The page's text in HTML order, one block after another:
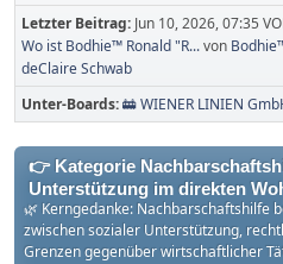
Letzter Beitrag: Jun 10, 2026, 07:35
Wo ist Bodhie™ Ronald "R...von
deClaire Schwab
Unter-Boards 🚋 WIENER LINIEN
👉 Kategorie
Unterstützung im direkten
🌿 Kerngedanke: Nachbarschaftshilfe
zwischen sozialer Unterstützung,
Grenzen gegenüber wirtschaftlicher